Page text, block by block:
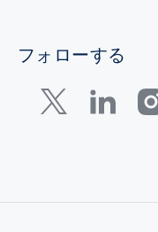
フォローする